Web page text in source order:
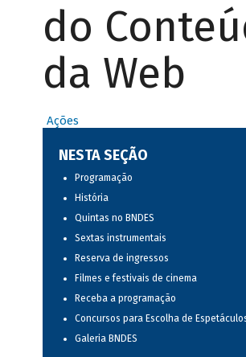
do
da Web
Ações
NESTA SEÇÃO
Programação
História
Quintas no BNDES
Sextas instrumentais
Reserva de ingressos
Filmes e festivais de cinema
Receba a programação
Concursos para Escolha de
Galeria BNDES